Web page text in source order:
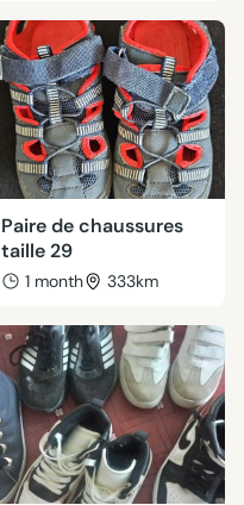
Paire de chaussures
taille 29
1 month 333km